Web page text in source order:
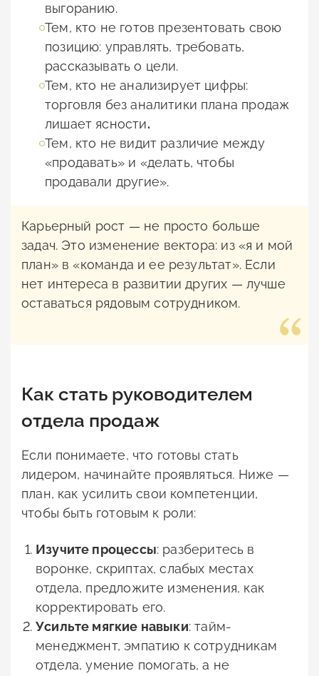
выгоранию.
Тем, кто не готов презентовать свою
позицию: управлять, требовать,
рассказывать о цели.
Тем, кто не анализирует цифры:
торговля без аналитики плана продаж
лишает ясности.
Тем, кто не видит различие между
«продавать» и «делать, чтобы
продавали другие».
Карьерный рост — не просто больше
задач. Это изменение вектора: из «я и мой
план» в «команда и ее результат». Если
нет интереса в развитии других — лучше
оставаться рядовым сотрудником.
Как стать руководителем
отдела продаж
Если понимаете, что готовы стать
лидером, начинайте проявляться. Ниже —
план, как усилить свои компетенции,
чтобы быть готовым к роли:
Изучите процессы: разберитесь в
воронке, скриптах, слабых местах
отдела, предложите изменения, как
корректировать его.
Усильте мягкие навыки: тайм-
менеджмент, эмпатию к сотрудникам
отдела, умение помогать, а не